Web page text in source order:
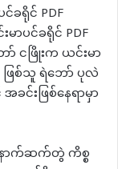
ခရိုင် PDF
ပင်ခရိုင် PDF
ငဖြိုးက ယင်းမာ
ဖြစ်သူ ရဲဘော် ပုလဲ
င်းဖြစ်နေရာမှာ
ာက်ဆက်တွဲ ကိစ္စ